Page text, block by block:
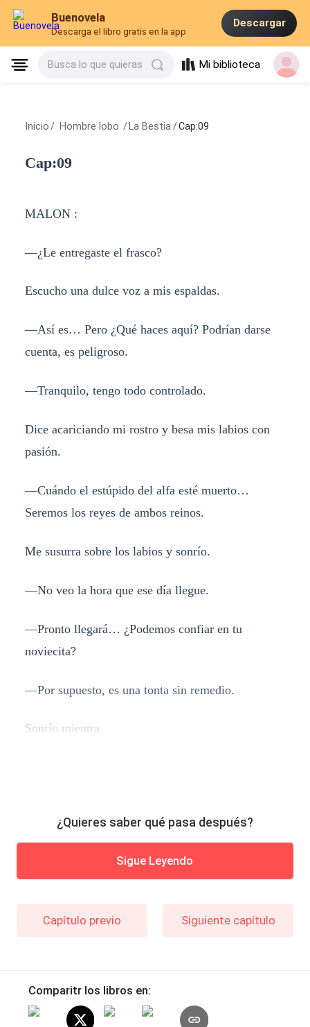
Buenovela
Descarga el libro gratis en la app
Descargar
Busca lo que quieras Mi biblioteca
Inicio / Hombre lobo / La Bestia /Cap:09
Cap:09
MALON :
—¿Le entregaste el frasco?
Escucho una dulce voz a mis espaldas.
—Así es… Pero ¿Qué haces aquí? Podrían darse
cuenta, es peligroso.
—Tranquilo, tengo todo controlado.
Dice acariciando mi rostro y besa mis labios con
pasión.
—Cuándo el estúpido del alfa esté muerto…
Seremos los reyes de ambos reinos.
Me susurra sobre los labios y sonrío.
—No veo la hora que ese día llegue.
—Pronto llegará… ¿Podemos confiar en tu
noviecita?
—Por supuesto, es una tonta sin remedio.
Sonrío mientra
¿Quieres saber qué pasa después?
Sigue Leyendo
Capítulo previo Siguiente capítulo
Comparitr los libros en: